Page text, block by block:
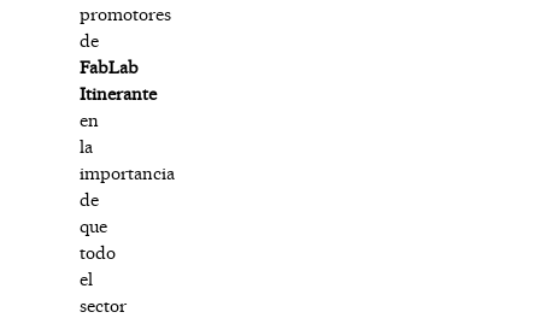
promotores
de
FabLab
Itinerante
en
la
importancia
de
que
todo
el
sector